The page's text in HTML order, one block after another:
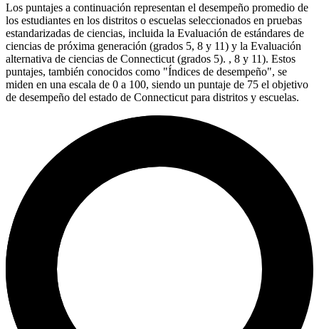
Los puntajes a continuación representan el desempeño promedio de
los estudiantes en los distritos o escuelas seleccionados en pruebas
estandarizadas de ciencias, incluida la Evaluación de estándares de
ciencias de próxima generación (grados 5, 8 y 11) y la Evaluación
alternativa de ciencias de Connecticut (grados 5). , 8 y 11). Estos
puntajes, también conocidos como "Índices de desempeño", se
miden en una escala de 0 a 100, siendo un puntaje de 75 el objetivo
de desempeño del estado de Connecticut para distritos y escuelas.